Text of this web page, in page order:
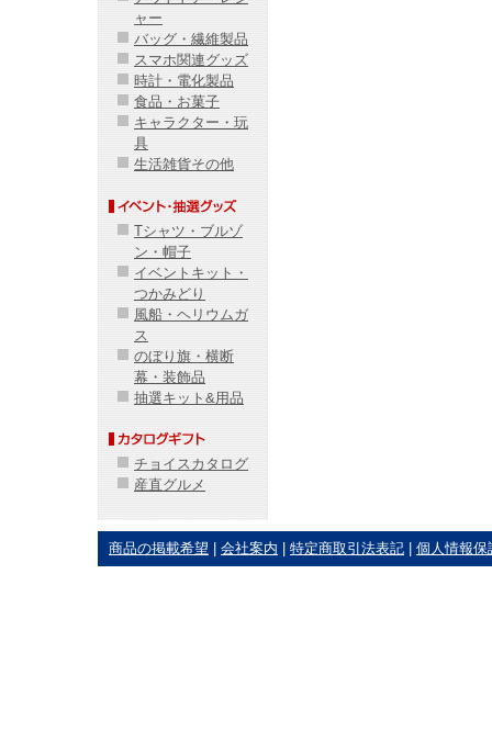
ャー
バッグ・繊維製品
スマホ関連グッズ
時計・電化製品
食品・お菓子
キャラクター・玩
具
生活雑貨その他
Tシャツ・ブルゾ
ン・帽子
イベントキット・
つかみどり
風船・ヘリウムガ
ス
のぼり旗・横断
幕・装飾品
抽選キット&用品
チョイスカタログ
産直グルメ
商品の掲載希望 会社案内 特定商取引法表記 個人情報保